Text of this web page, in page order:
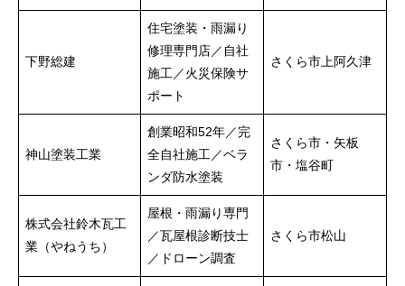
下野総建
住宅塗装・雨漏り
修理専門店／自社
施工／火災保険サ
ポート
さくら市上阿久津
神山塗装工業
創業昭和52年／完
全自社施工／ベラ
ンダ防水塗装
さくら市・矢板
市・塩谷町
株式会社鈴木瓦工
業（やねうち）
屋根・雨漏り専門
／瓦屋根診断技士
／ドローン調査
さくら市松山